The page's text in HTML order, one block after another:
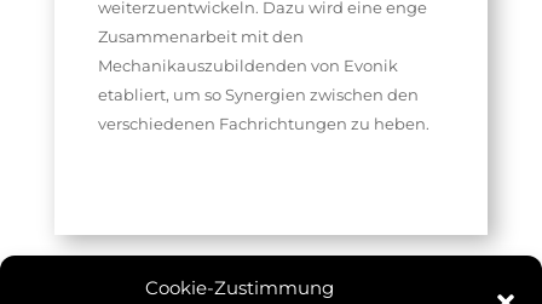
Cookie-Zustimmung
weiterzuentwickeln. Dazu wird eine enge
Zusammenarbeit mit den
Mechanikauszubildenden von Evonik
etabliert, um so Synergien zwischen den
verschiedenen Fachrichtungen zu heben.